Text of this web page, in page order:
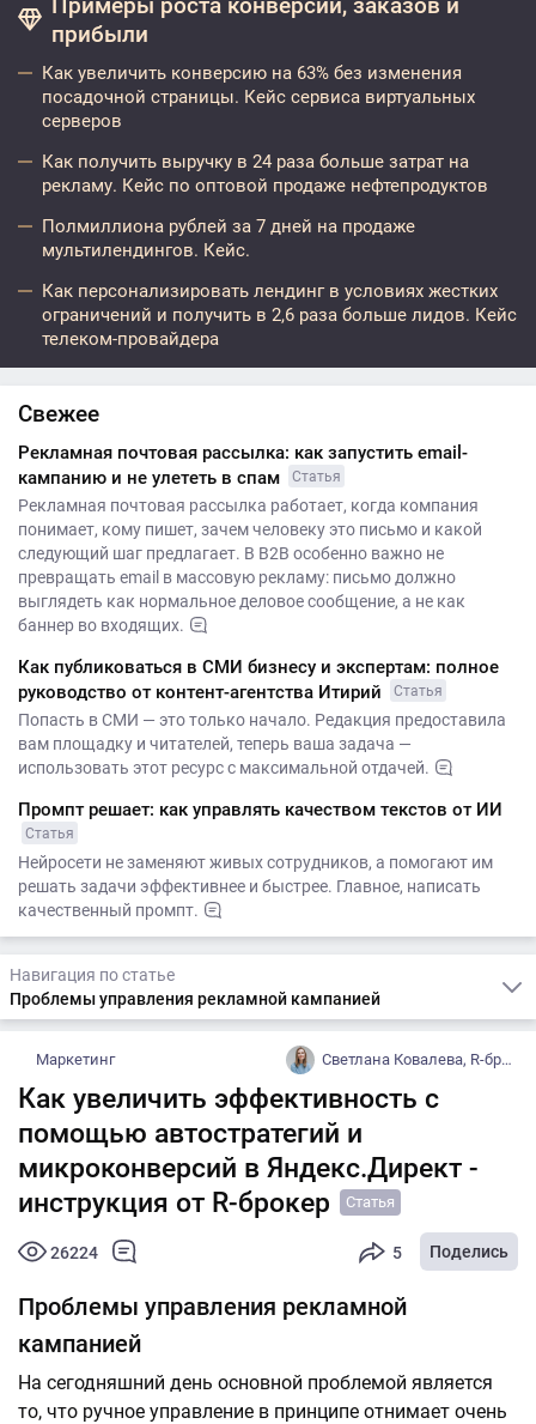
прибыли
Как увеличить конверсию на 63% без изменения
посадочной страницы. Кейс сервиса виртуальных
серверов
Как получить выручку в 24 раза больше затрат на
рекламу. Кейс по оптовой продаже нефтепродуктов
Полмиллиона рублей за 7 дней на продаже
мультилендингов. Кейс.
Как персонализировать лендинг в условиях жестких
ограничений и получить в 2,6 раза больше лидов. Кейс
телеком-провайдера
Свежее
Рекламная почтовая рассылка: как запустить email-
кампанию и не улететь в спам
Статья
Рекламная почтовая рассылка работает, когда компания
понимает, кому пишет, зачем человеку это письмо и какой
следующий шаг предлагает. В B2B особенно важно не
превращать email в массовую рекламу: письмо должно
выглядеть как нормальное деловое сообщение, а не как
баннер во входящих.
Как публиковаться в СМИ бизнесу и экспертам: полное
руководство от контент-агентства Итирий
Статья
Попасть в СМИ — это только начало. Редакция предоставила
вам площадку и читателей, теперь ваша задача —
использовать этот ресурс с максимальной отдачей.
Промпт решает: как управлять качеством текстов от ИИ
Статья
Нейросети не заменяют живых сотрудников, а помогают им
решать задачи эффективнее и быстрее. Главное, написать
качественный промпт.
Навигация по статье
Проблемы управления рекламной кампанией
Маркетинг Светлана Ковалева, R-брокер
Как увеличить эффективность с
помощью автостратегий и
микроконверсий в Яндекс.Директ -
инструкция от R-брокер
Статья
26224 5 Поделись
Проблемы управления рекламной
кампанией
На сегодняшний день основной проблемой является
то, что ручное управление в принципе отнимает очень